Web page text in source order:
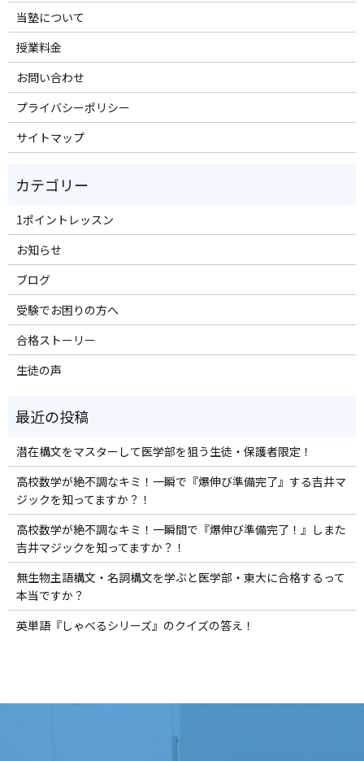
当塾について
授業料金
お問い合わせ
プライバシーポリシー
サイトマップ
1ポイントレッスン
お知らせ
ブログ
受験でお困りの方へ
合格ストーリー
生徒の声
潜在構文をマスターして医学部を狙う生徒・保護者限定！
高校数学が絶不調なキミ！一瞬で『爆伸び準備完了』する吉井マ
ジックを知ってますか？！
高校数学が絶不調なキミ！一瞬間で『爆伸び準備完了！』しまた
吉井マジックを知ってますか？！
無生物主語構文・名詞構文を学ぶと医学部・東大に合格するって
本当ですか？
英単語『しゃべるシリーズ』のクイズの答え！